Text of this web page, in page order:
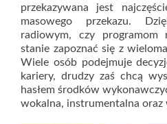
przekazywana jest
masowego przekazu.
radiowym, czy programom
stanie zapoznać się z
Wiele osób podejmuje
kariery, drudzy zaś chcą
hasłem środków
wokalna, instrumentalna